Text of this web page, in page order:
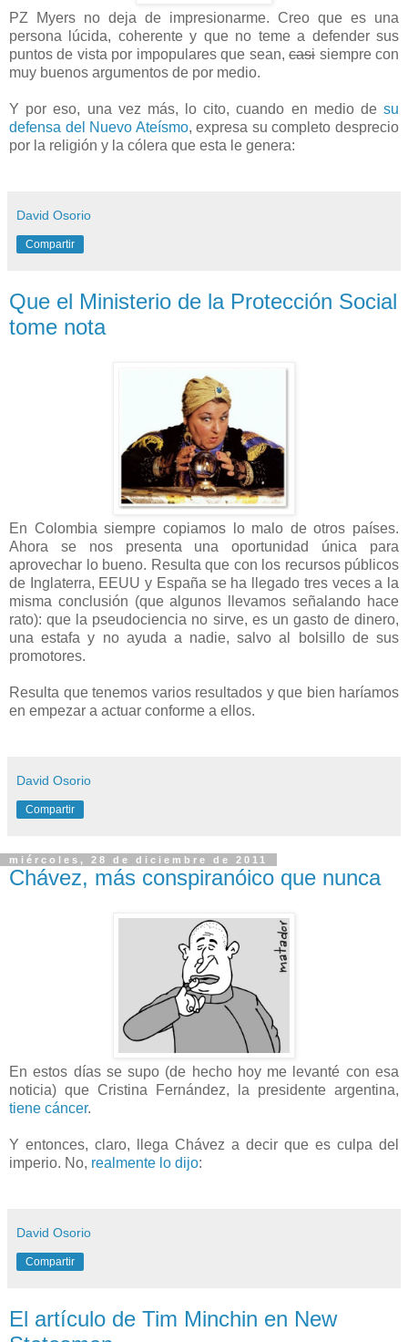
PZ Myers no deja de impresionarme. Creo que es una
persona lúcida, coherente y que no teme a defender sus
puntos de vista por impopulares que sean,casi siempre con
muy buenos argumentos de por medio.
Y por eso, una vez más, lo cito, cuando en medio de su
defensa del Nuevo Ateísmo, expresa su completo desprecio
por la religión y la cólera que esta le genera:
David Osorio
Compartir
Que el Ministerio de la Protección Social
tome nota
En Colombia siempre copiamos lo malo de otros países.
Ahora se nos presenta una oportunidad única para
aprovechar lo bueno. Resulta que con los recursos públicos
de Inglaterra, EEUU y España se ha llegado tres veces a la
misma conclusión (que algunos llevamos señalando hace
rato): que la pseudociencia no sirve, es un gasto de dinero,
una estafa y no ayuda a nadie, salvo al bolsillo de sus
promotores.
Resulta que tenemos varios resultados y que bien haríamos
en empezar a actuar conforme a ellos.
David Osorio
Compartir
miércoles, 28 de diciembre de 2011
Chávez, más conspiranóico que nunca
En estos días se supo (de hecho hoy me levanté con esa
noticia) que Cristina Fernández, la presidente argentina,
tiene cáncer.
Y entonces, claro, llega Chávez a decir que es culpa del
imperio. No, realmente lo dijo:
David Osorio
Compartir
El artículo de Tim Minchin en New